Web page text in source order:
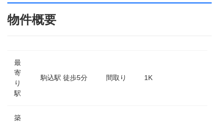
物件概要
最
寄
り
駅
駒込駅 徒歩5分 間取り 1K
築